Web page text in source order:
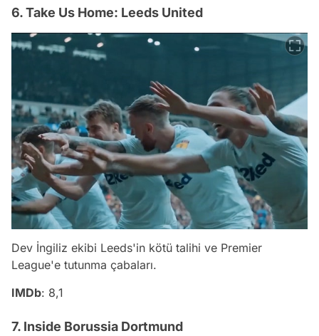
6. Take Us Home: Leeds United
Dev İngiliz ekibi Leeds'in kötü talihi ve Premier
League'e tutunma çabaları.
IMDb: 8,1
7. Inside Borussia Dortmund